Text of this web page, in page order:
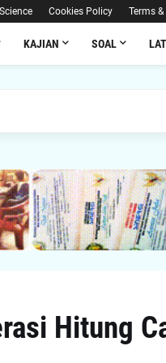
Science Cookies Policy Terms
KAJIAN SOAL
Hitung